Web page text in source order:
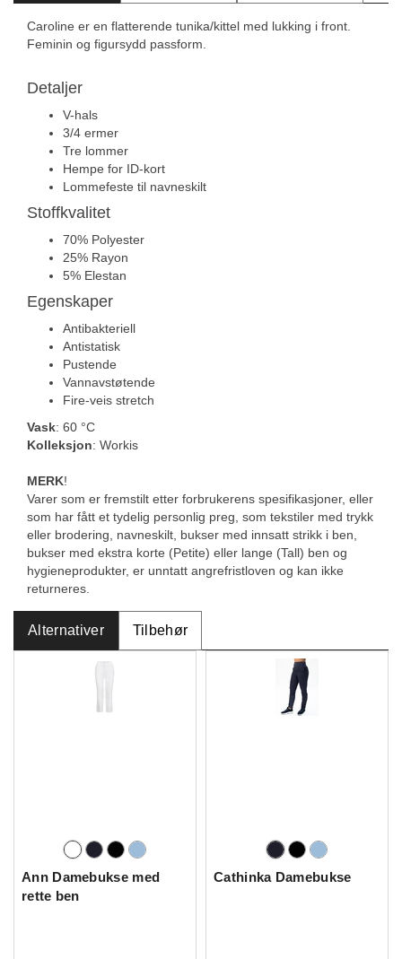
Caroline er en flatterende tunika/kittel med lukking i front.
Feminin og figursydd passform.
Detaljer
V-hals
3/4 ermer
Tre lommer
Hempe for ID-kort
Lommefeste til navneskilt
Stoffkvalitet
70% Polyester
25% Rayon
5% Elestan
Egenskaper
Antibakteriell
Antistatisk
Pustende
Vannavstøtende
Fire-veis stretch
Vask: 60 °C
Kolleksjon: Workis
MERK!
Varer som er fremstilt etter forbrukerens spesifikasjoner, eller
som har fått et tydelig personlig preg, som tekstiler med trykk
eller brodering, navneskilt, bukser med innsatt strikk i ben,
bukser med ekstra korte (Petite) eller lange (Tall) ben og
hygieneprodukter, er unntatt angrefristloven og kan ikke
returneres.
Alternativer Tilbehør
Ann Damebukse med
rette ben
Cathinka Damebukse